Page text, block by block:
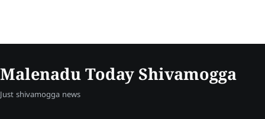
Malenadu Today Shivamogga
Just shivamogga news